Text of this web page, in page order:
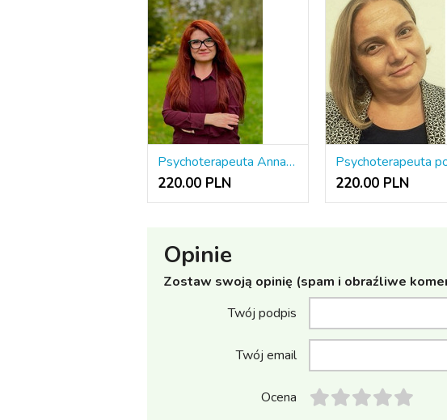
Psychoterapeuta Anna Roman
220.00 PLN 220.00 PLN
Opinie
Zostaw swoją opinię (spam i obraźliwe
Twój podpis
Twój email
Ocena